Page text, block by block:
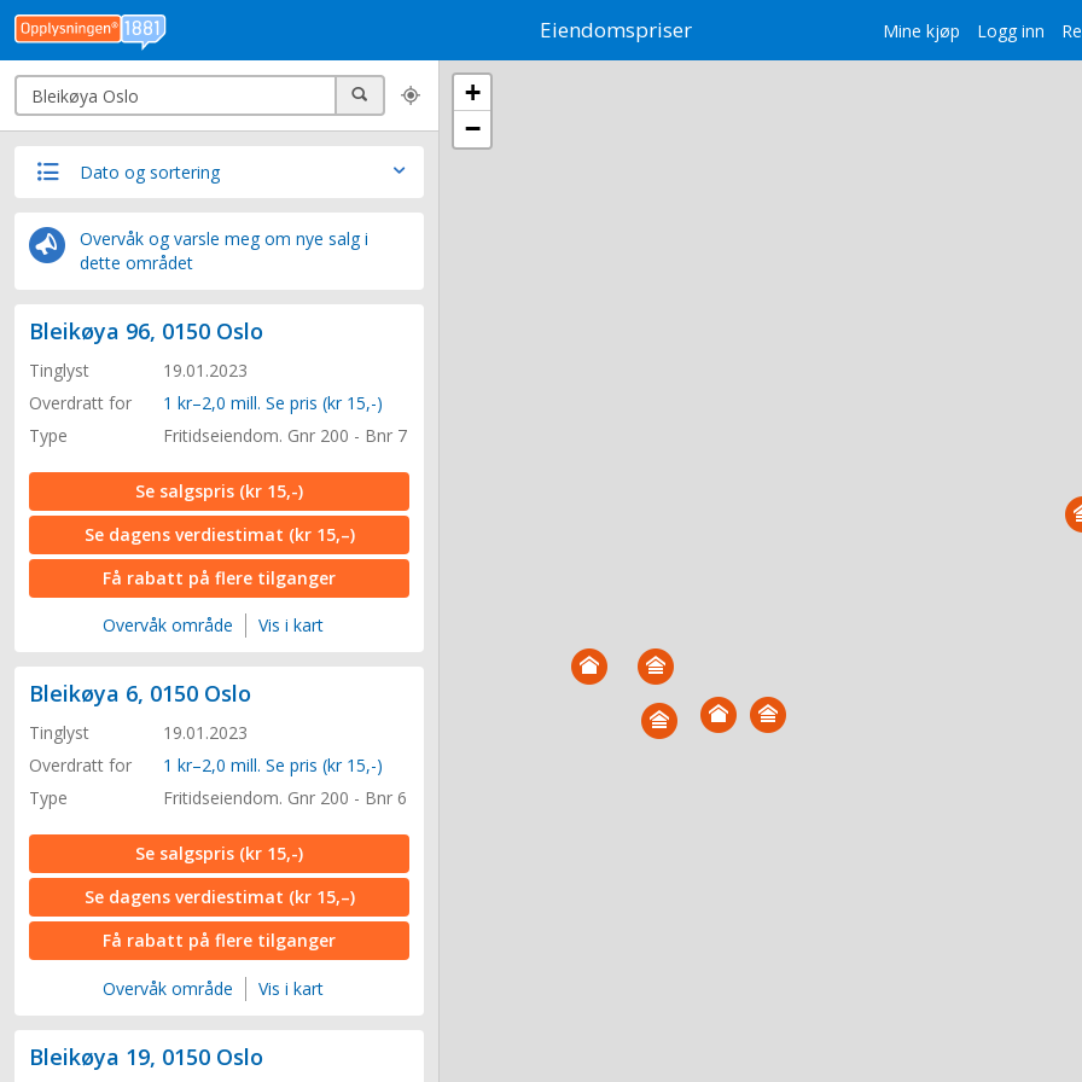
Mine kjøp Logg inn
Eiendomspriser
Søk
Dato og sortering
Overvåk og varsle meg om nye salg i
dette området
Bleikøya 96, 0150 Oslo
Tinglyst
19.01.2023
Overdratt for
1 kr–2,0 mill. Se pris (kr 15,-)
Type
Fritidseiendom. Gnr 200 - Bnr 7
Se salgspris (kr 15,-)
Se dagens verdiestimat (kr 15,–)
Få rabatt på flere tilganger
Overvåk område Vis i kart
Bleikøya 6, 0150 Oslo
Tinglyst
19.01.2023
Overdratt for
1 kr–2,0 mill. Se pris (kr 15,-)
Type
Fritidseiendom. Gnr 200 - Bnr 6
Se salgspris (kr 15,-)
Se dagens verdiestimat (kr 15,–)
Få rabatt på flere tilganger
Overvåk område Vis i kart
Bleikøya 19, 0150 Oslo
+
−